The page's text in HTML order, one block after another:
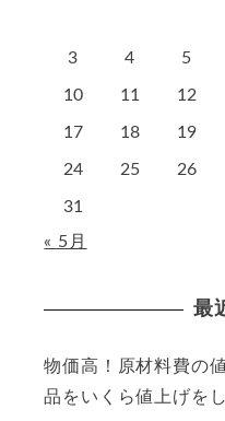
3 4 5
10 11 12
17 18 19
24 25 26
31
« 5月
最
物価高！原材料費の
品をいくら値上げを